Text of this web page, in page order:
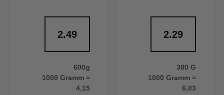
2.49
600g
1000 Gramm =
4,15
2.29
380 G
1000 Gramm =
6,03